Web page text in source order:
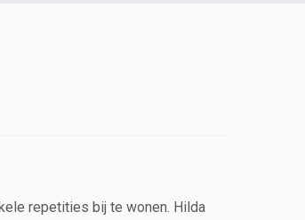
repetities bij te wonen. Hilda